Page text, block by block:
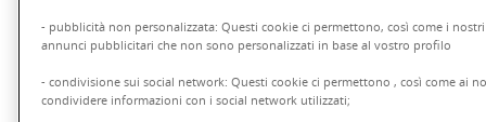
Real Estate Property Management Italy ha
incorporato BNP Paribas REPD Italy S.p.A.).
- pubblicità non personalizzata: Questi cookie ci permettono, così come i
annunci pubblicitari che non sono personalizzati in base al vostro profilo
- condivisione sui social network: Questi cookie ci permettono , così come ai
condividere informazioni con i social network utilizzati;